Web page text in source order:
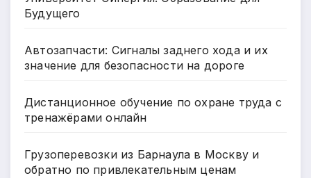
Будущего
Автозапчасти: Сигналы заднего хода и их
значение для безопасности на дороге
Дистанционное обучение по охране труда с
тренажёрами онлайн
Грузоперевозки из Барнаула в Москву и
обратно по привлекательным ценам